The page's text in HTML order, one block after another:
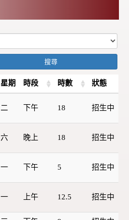
搜尋
星期 時段 時數 狀態
二 下午 18 招生中
六 晚上 18 招生中
一 下午 5 招生中
一 上午 12.5 招生中